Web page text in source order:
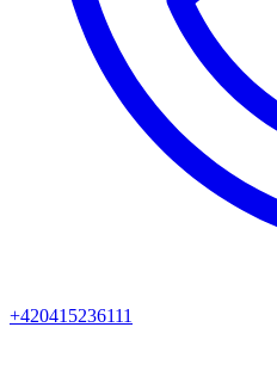
+420415236111